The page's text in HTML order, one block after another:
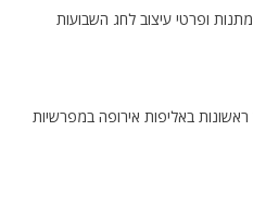
ופרטי עיצוב לחג השבועות
ראשונות באליפות אירופה במפרשיות